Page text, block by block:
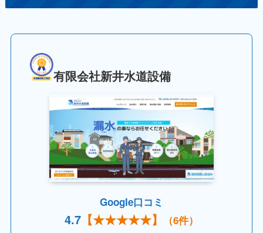
有限会社新井水道設備
Google口コミ
4.7 【★★★★★】 （6件）